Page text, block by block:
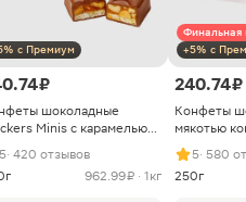
с Премиум
₽
шоколадные
Minis с карамелью
и нугой
5· 420 отзывов
962.99 ₽ · 1кг
Финальная
+5% с
240.74 ₽
Конфеты
мякотью
5· 580
250г